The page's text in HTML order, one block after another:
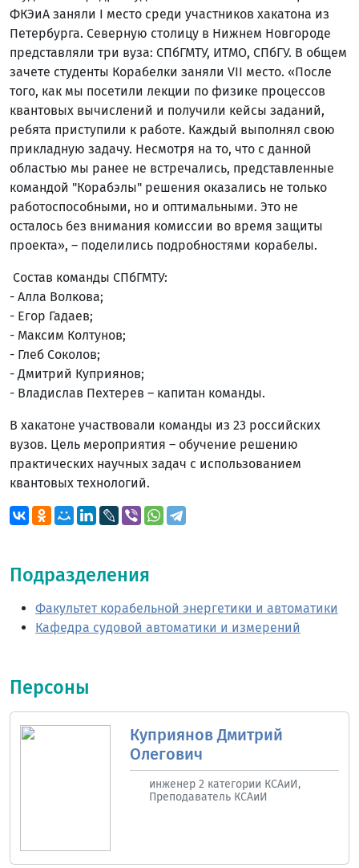
ФКЭиА заняли I место среди участников хакатона из
Петербурга. Северную столицу в Нижнем Новгороде
представляли три вуза: СПбГМТУ, ИТМО, СПбГУ. В общем
зачете студенты Корабелки заняли VII место. «После
того, как мы посетили лекции по физике процессов
квантовых вычислений и получили кейсы заданий,
ребята приступили к работе. Каждый выполнял свою
прикладную задачу. Несмотря на то, что с данной
областью мы ранее не встречались, представленные
командой "Корабэлы" решения оказались не только
работоспособными, но и оптимальными. Это не
осталось без внимания комиссии во время защиты
проекта», – поделились подробностями корабелы.
Состав команды СПбГМТУ:
- Алла Волкова;
- Егор Гадаев;
- Максим Колтунов;
- Глеб Соколов;
- Дмитрий Куприянов;
- Владислав Пехтерев – капитан команды.
В хакатоне участвовали команды из 23 российских
вузов. Цель мероприятия – обучение решению
практических научных задач с использованием
квантовых технологий.
Подразделения
Факультет корабельной энергетики и автоматики
Кафедра судовой автоматики и измерений
Персоны
Куприянов Дмитрий
Олегович
инженер 2 категории КСАиИ,
Преподаватель КСАиИ